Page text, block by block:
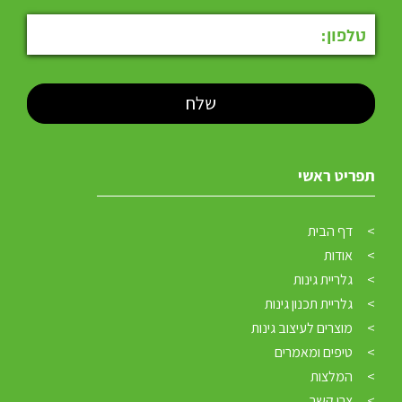
תפריט ראשי
דף הבית
אודות
גלריית גינות
גלריית תכנון גינות
מוצרים לעיצוב גינות
טיפים ומאמרים
המלצות